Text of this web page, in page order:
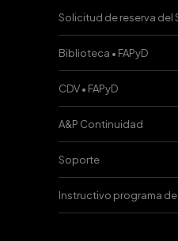
Solicitud de reserva del
Biblioteca • FAPyD
CDV • FAPyD
A&P Continuidad
Soporte
Instructivo programa